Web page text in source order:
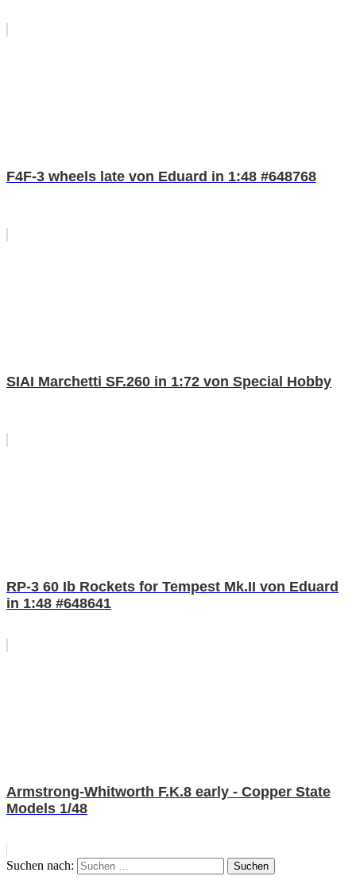
F4F-3 wheels late von Eduard in 1:48 #648768
SIAI Marchetti SF.260 in 1:72 von Special Hobby
RP-3 60 Ib Rockets for Tempest Mk.II von Eduard
in 1:48 #648641
Armstrong-Whitworth F.K.8 early - Copper State
Models 1/48
Suchen nach: Suchen